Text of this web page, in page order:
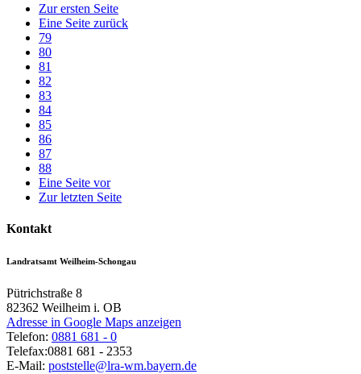
Zur ersten Seite
Eine Seite zurück
79
80
81
82
83
84
85
86
87
88
Eine Seite vor
Zur letzten Seite
Kontakt
Landratsamt Weilheim-Schongau
Pütrichstraße 8
82362 Weilheim i. OB
Adresse in Google Maps anzeigen
Telefon: 0881 681 - 0
Telefax:0881 681 - 2353
E-Mail: poststelle@lra-wm.bayern.de